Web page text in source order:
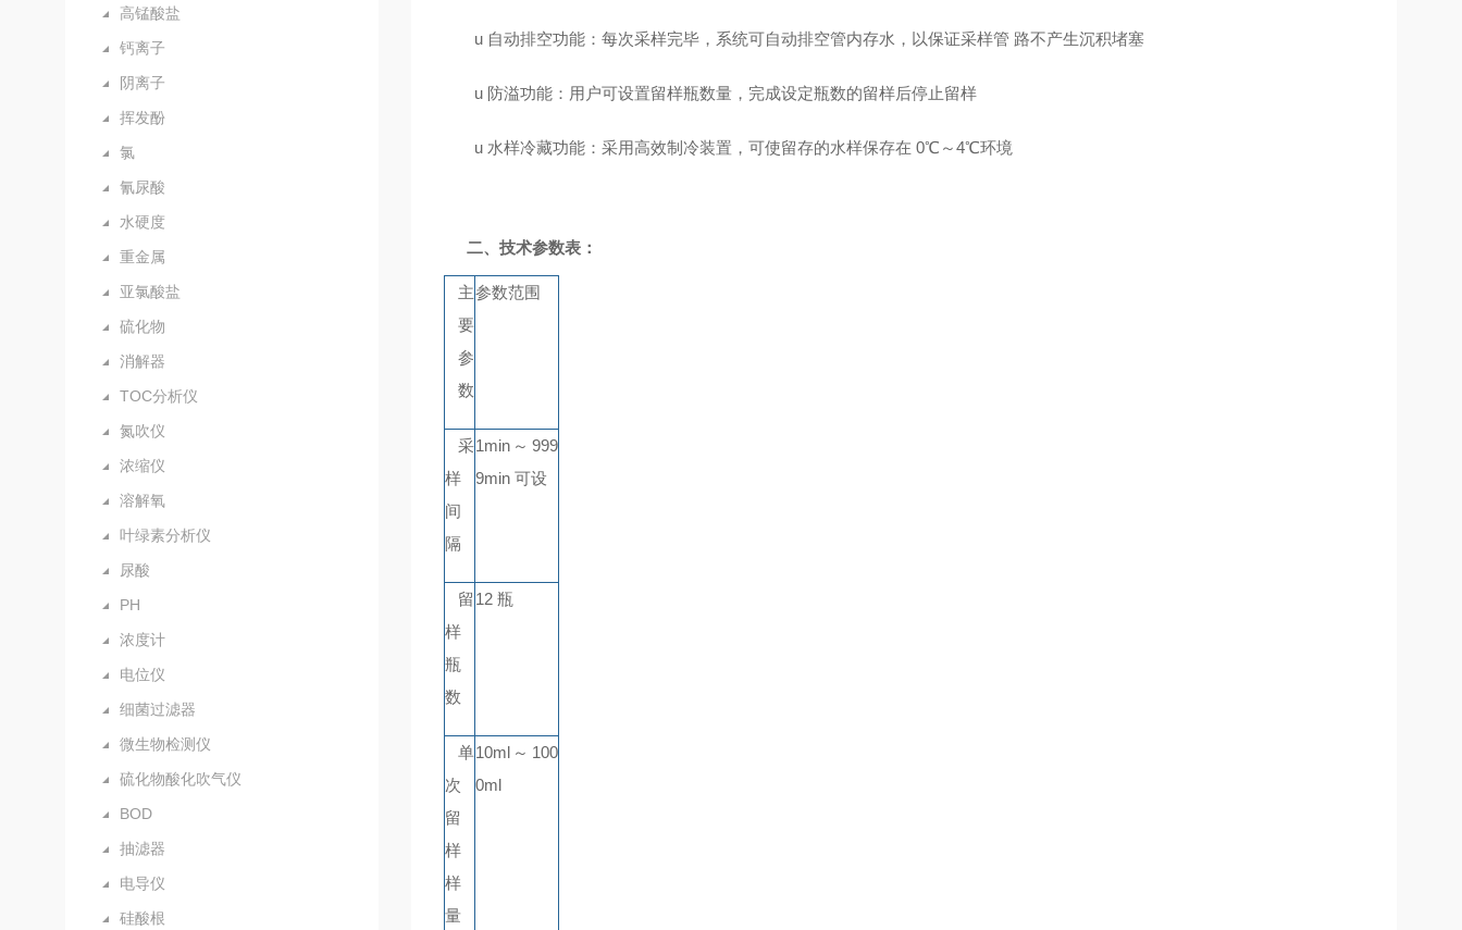
高锰酸盐
钙离子
阴离子
挥发酚
氯
氰尿酸
水硬度
重金属
亚氯酸盐
硫化物
消解器
TOC分析仪
氮吹仪
浓缩仪
溶解氧
叶绿素分析仪
尿酸
PH
浓度计
电位仪
细菌过滤器
微生物检测仪
硫化物酸化吹气仪
BOD
抽滤器
电导仪
硅酸根
u 自动排空功能：每次采样完毕，系统可自动排空管内存水，以保证采样管 路不产生沉积堵塞
u 防溢功能：用户可设置留样瓶数量，完成设定瓶数的留样后停止留样
u 水样冷藏功能：采用高效制冷装置，可使留存的水样保存在 0℃～4℃环境
二、 技术参数表：
主
要
参
数
参数范围
采
样
间
隔
1min～999
9min 可设
留
样
瓶
数
12 瓶
单
次
留
样
样
量
10ml～100
0ml